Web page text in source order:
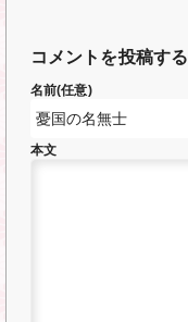
コメントを投稿する
名前(任意)
本文